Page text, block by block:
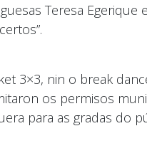
Teresa Egerique
3×3, nin o break
os permisos
para as gradas do